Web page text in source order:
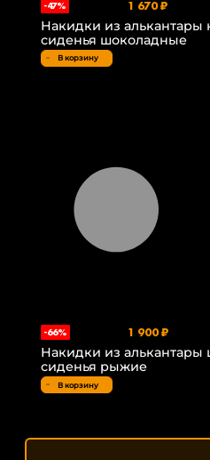
-47% 1 670 ₽
Накидки из
сиденья шоколадные
В корзину
-66% 1 900 ₽
Накидки из
сиденья рыжие
В корзину